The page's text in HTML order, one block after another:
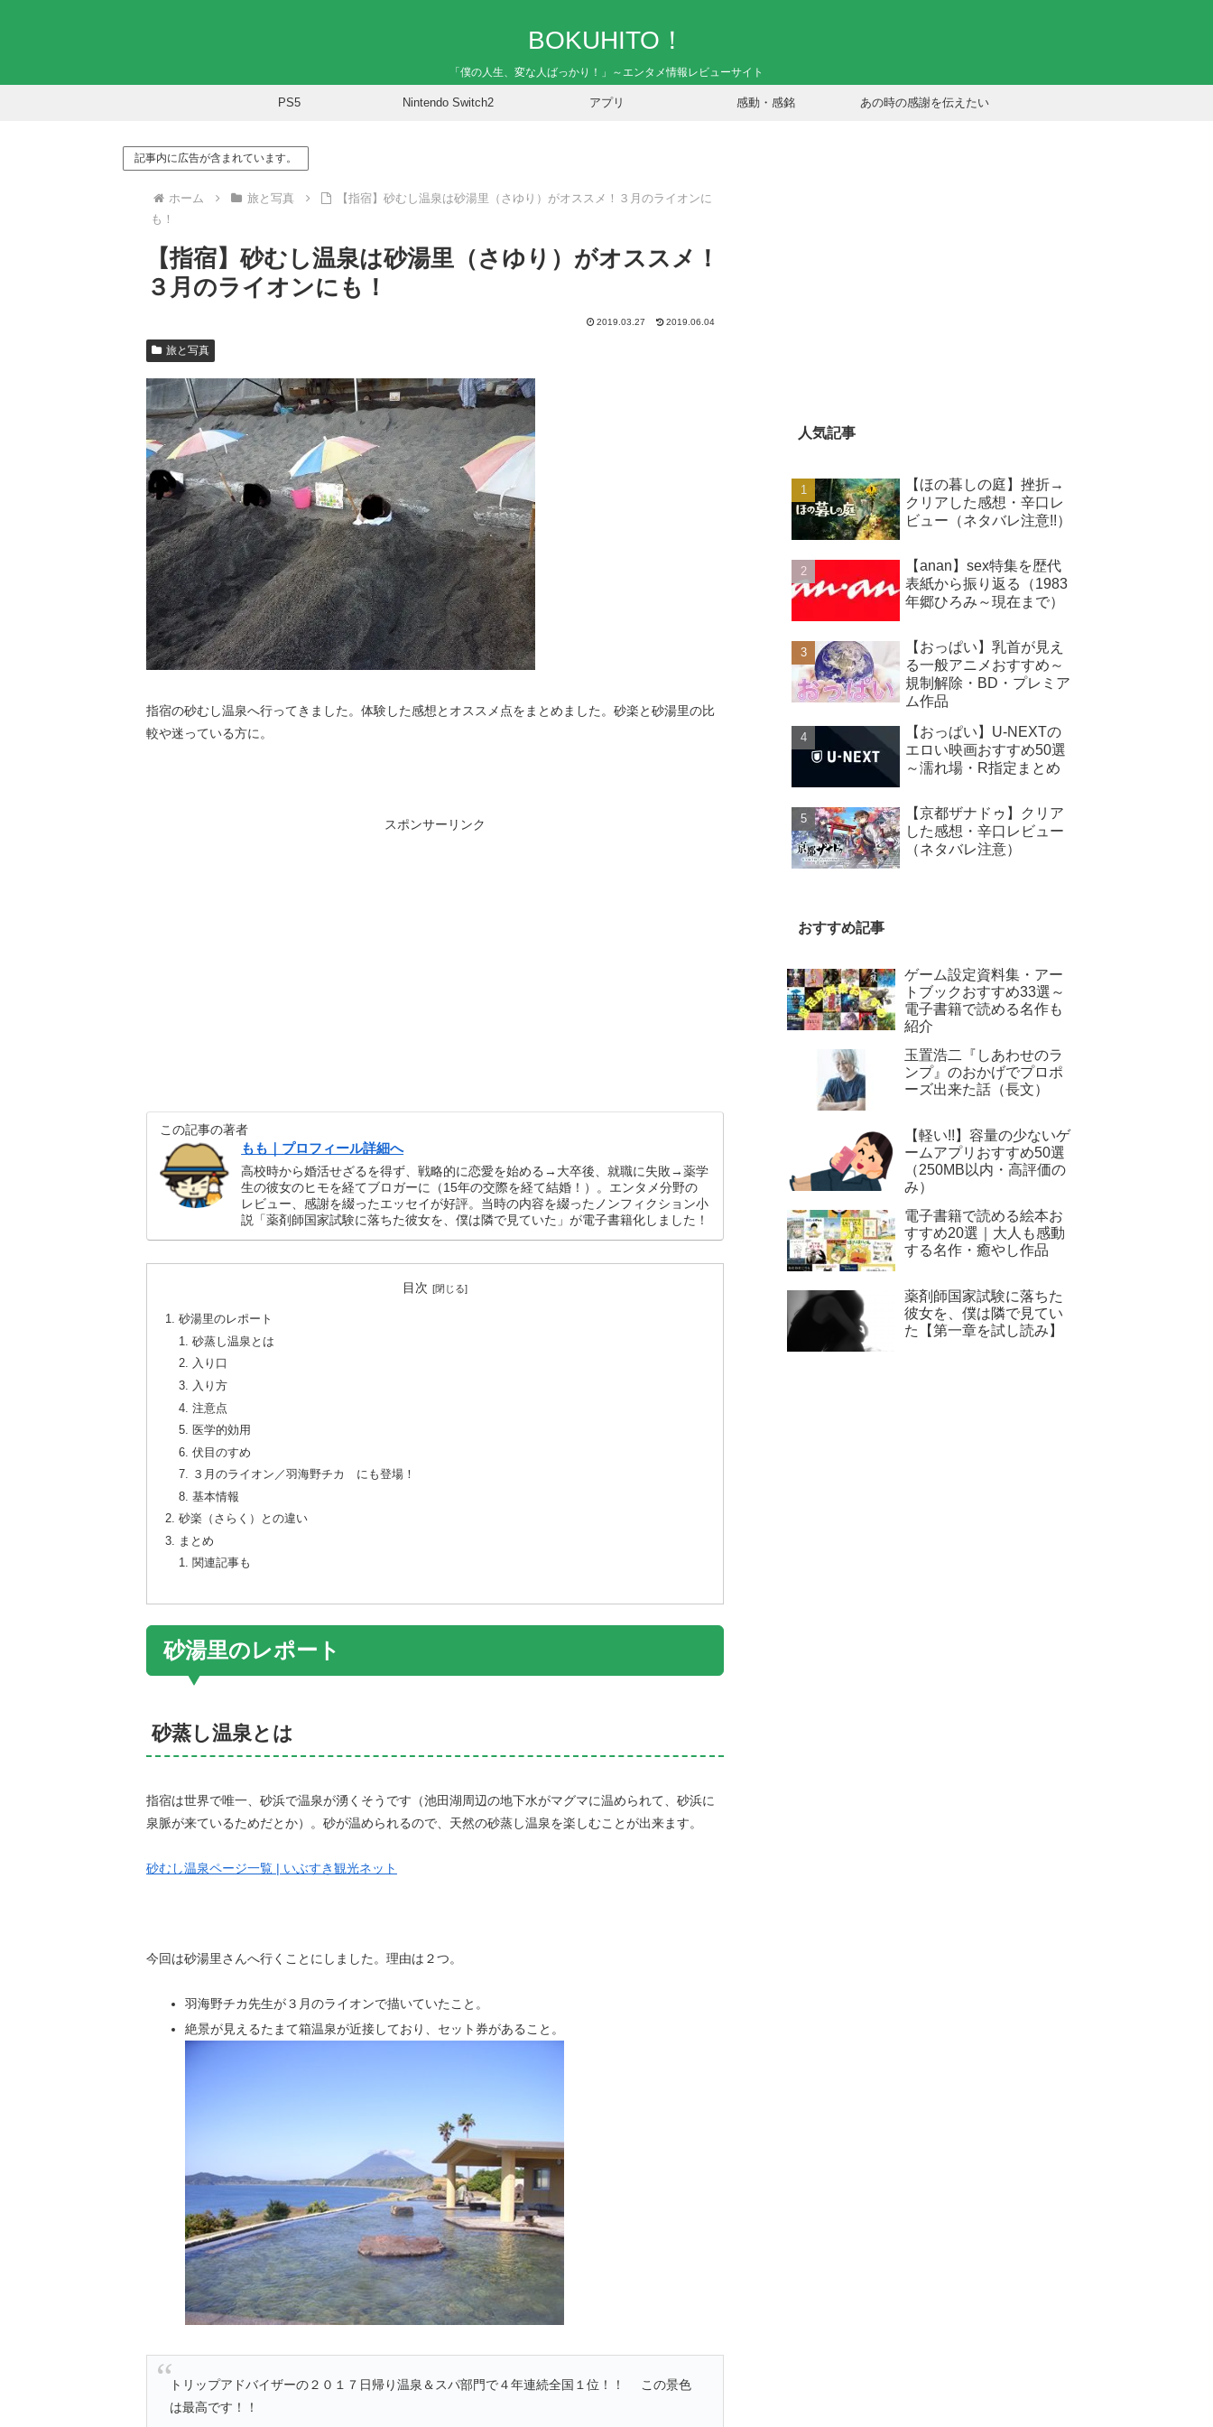
BOKUHITO！
「僕の人生、変な人ばっかり！」～エンタメ情報レビューサイト
PS5 Nintendo Switch2 アプリ 感動・感銘 あの時の感謝を伝えたい
記事内に広告が含まれています。
ホーム 旅と写真
【指宿】砂むし温泉は砂湯里（さゆり）がオススメ！３月のライオンに
も！
【指宿】砂むし温泉は砂湯里（さゆり）がオススメ！
３月のライオンにも！
2019.03.27 2019.06.04
旅と写真
指宿の砂むし温泉へ行ってきました。体験した感想とオススメ点をまとめました。砂楽と砂湯里の比
較や迷っている方に。
スポンサーリンク
この記事の著者
もも｜プロフィール詳細へ
高校時から婚活せざるを得ず、戦略的に恋愛を始める→大卒後、就職に失敗→薬学
生の彼女のヒモを経てブロガーに（15年の交際を経て結婚！）。エンタメ分野の
レビュー、感謝を綴ったエッセイが好評。当時の内容を綴ったノンフィクション小
説「薬剤師国家試験に落ちた彼女を、僕は隣で見ていた」が電子書籍化しました！
目次
砂湯里のレポート
砂蒸し温泉とは
入り口
入り方
注意点
医学的効用
伏目のすめ
３月のライオン／羽海野チカ にも登場！
基本情報
砂楽（さらく）との違い
まとめ
関連記事も
砂湯里のレポート
砂蒸し温泉とは
指宿は世界で唯一、砂浜で温泉が湧くそうです（池田湖周辺の地下水がマグマに温められて、砂浜に
泉脈が来ているためだとか）。砂が温められるので、天然の砂蒸し温泉を楽しむことが出来ます。
砂むし温泉ページ一覧 | いぶすき観光ネット
今回は砂湯里さんへ行くことにしました。理由は２つ。
羽海野チカ先生が３月のライオンで描いていたこと。
絶景が見えるたまて箱温泉が近接しており、セット券があること。
トリップアドバイザーの２０１７日帰り温泉＆スパ部門で４年連続全国１位！！ この景色
は最高です！！
人気記事
【ほの暮しの庭】挫折→
クリアした感想・辛口レ
ビュー（ネタバレ注意!!）
【anan】sex特集を歴代
表紙から振り返る（1983
年郷ひろみ～現在まで）
【おっぱい】乳首が見え
る一般アニメおすすめ～
規制解除・BD・プレミア
ム作品
【おっぱい】U-NEXTの
エロい映画おすすめ50選
～濡れ場・R指定まとめ
【京都ザナドゥ】クリア
した感想・辛口レビュー
（ネタバレ注意）
おすすめ記事
ゲーム設定資料集・アー
トブックおすすめ33選～
電子書籍で読める名作も
紹介
玉置浩二『しあわせのラ
ンプ』のおかげでプロポ
ーズ出来た話（長文）
【軽い!!】容量の少ないゲ
ームアプリおすすめ50選
（250MB以内・高評価の
み）
電子書籍で読める絵本お
すすめ20選｜大人も感動
する名作・癒やし作品
薬剤師国家試験に落ちた
彼女を、僕は隣で見てい
た【第一章を試し読み】